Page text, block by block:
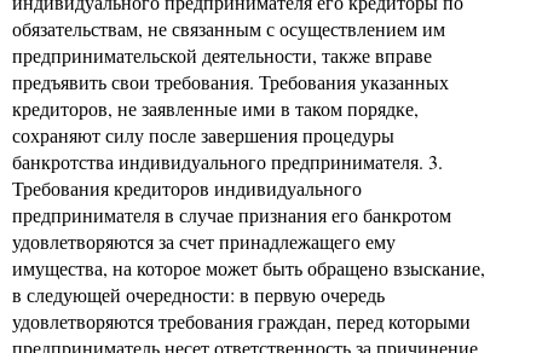
обязательствам, не связанным с осуществлением им
предпринимательской деятельности, также вправе
предъявить свои требования. Требования указанных
кредиторов, не заявленные ими в таком порядке,
сохраняют силу после завершения процедуры
банкротства индивидуального предпринимателя. 3.
Требования кредиторов индивидуального
предпринимателя в случае признания его банкротом
удовлетворяются за счет принадлежащего ему
имущества, на которое может быть обращено взыскание,
в следующей очередности: в первую очередь
удовлетворяются требования граждан, перед которыми
предприниматель несет ответственность за причинение